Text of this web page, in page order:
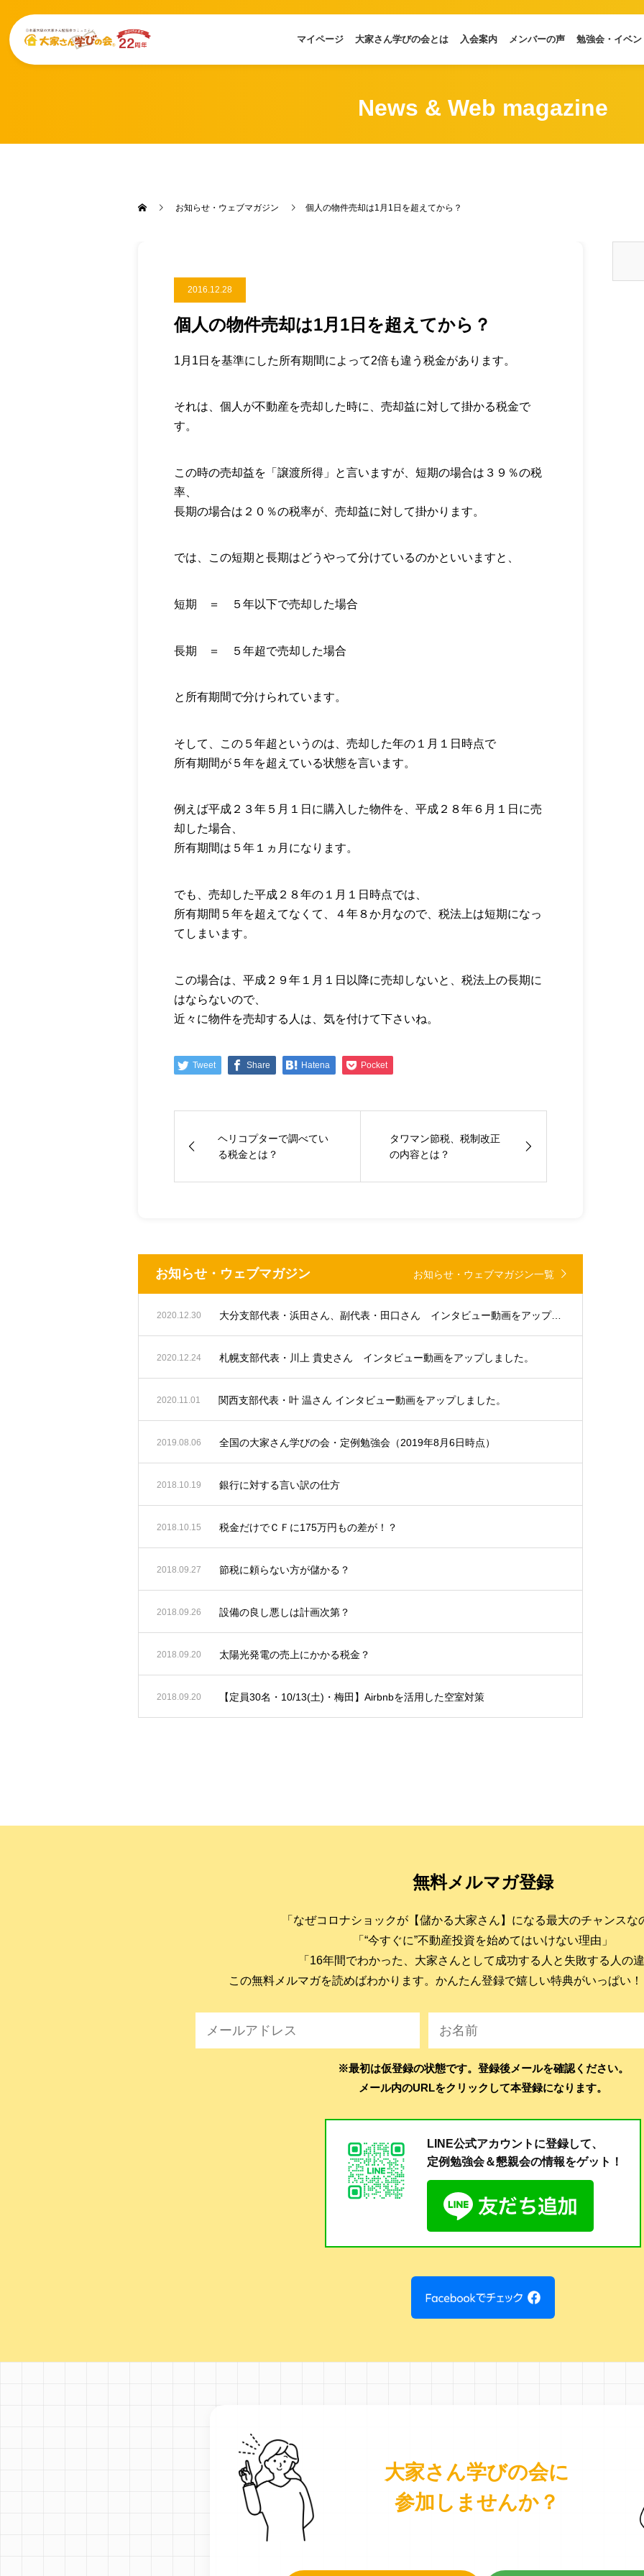
マイページ 大家さん学びの会とは 入会案内 メンバーの声 勉強会・イベン
News & Web magazine
お知らせ・ウェブマガジン 個人の物件売却は1月1日を超えてから？
2016.12.28
個人の物件売却は1月1日を超えてから？
1月1日を基準にした所有期間によって2倍も違う税金があります。
それは、個人が不動産を売却した時に、売却益に対して掛かる税金で
す。
この時の売却益を「譲渡所得」と言いますが、短期の場合は３９％の税
率、
長期の場合は２０％の税率が、売却益に対して掛かります。
では、この短期と長期はどうやって分けているのかといいますと、
短期 ＝ ５年以下で売却した場合
長期 ＝ ５年超で売却した場合
と所有期間で分けられています。
そして、この５年超というのは、売却した年の１月１日時点で
所有期間が５年を超えている状態を言います。
例えば平成２３年５月１日に購入した物件を、平成２８年６月１日に売
却した場合、
所有期間は５年１ヵ月になります。
でも、売却した平成２８年の１月１日時点では、
所有期間５年を超えてなくて、４年８か月なので、税法上は短期になっ
てしまいます。
この場合は、平成２９年１月１日以降に売却しないと、税法上の長期に
はならないので、
近々に物件を売却する人は、気を付けて下さいね。
Tweet Share Hatena Pocket
ヘリコプターで調べてい
る税金とは？
タワマン節税、税制改正
の内容とは？
お知らせ・ウェブマガジン お知らせ・ウェブマガジン一覧
2020.12.30 大分支部代表・浜田さん、副代表・田口さん インタビュー動画をアップしました。
2020.12.24 札幌支部代表・川上 貴史さん インタビュー動画をアップしました。
2020.11.01 関西支部代表・叶 温さん インタビュー動画をアップしました。
2019.08.06 全国の大家さん学びの会・定例勉強会（2019年8月6日時点）
2018.10.19 銀行に対する言い訳の仕方
2018.10.15 税金だけでＣＦに175万円もの差が！？
2018.09.27 節税に頼らない方が儲かる？
2018.09.26 設備の良し悪しは計画次第？
2018.09.20 太陽光発電の売上にかかる税金？
2018.09.20 【定員30名・10/13(土)・梅田】Airbnbを活用した空室対策
無料メルマガ登録
「なぜコロナショックが【儲かる大家さん】になる最大のチャンスな
「“今すぐに”不動産投資を始めてはいけない理由」
「16年間でわかった、大家さんとして成功する人と失敗する人の
この無料メルマガを読めばわかります。かんたん登録で嬉しい特典がいっぱい！
※最初は仮登録の状態です。登録後メールを確認ください。
メール内のURLをクリックして本登録になります。
LINE公式アカウントに登録して、
定例勉強会＆懇親会の情報をゲット！
大家さん学びの会に
参加しませんか？